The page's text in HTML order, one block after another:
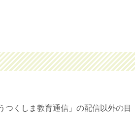
くしま教育通信」の配信以外の目